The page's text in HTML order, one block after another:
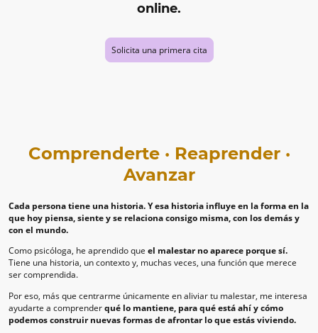
online.
Solicita una primera cita
Comprenderte · Reaprender ·
Avanzar
Cada persona tiene una historia. Y esa historia influye en la forma en la
que hoy piensa, siente y se relaciona consigo misma, con los demás y
con el mundo.
Como psicóloga, he aprendido que el malestar no aparece porque sí.
Tiene una historia, un contexto y, muchas veces, una función que merece
ser comprendida.
Por eso, más que centrarme únicamente en aliviar tu malestar, me interesa
ayudarte a comprenderqué lo mantiene, para qué está ahí y cómo
podemos construir nuevas formas de afrontar lo que estás viviendo.